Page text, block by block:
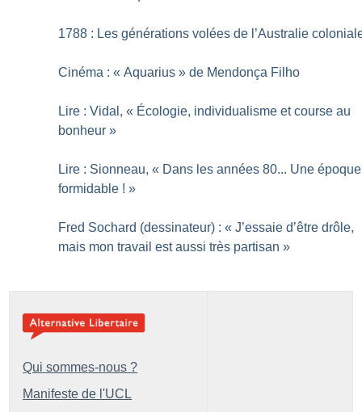
1788 : Les générations volées de l’Australie
Cinéma : « Aquarius » de Mendonça Filho
Lire : Vidal, « Écologie, individualisme et course au
bonheur »
Lire : Sionneau, « Dans les années 80... Une époque
formidable ! »
Fred Sochard (dessinateur) : « J’essaie d’être drôle,
mais mon travail est aussi très partisan »
Qui sommes-nous ?
Manifeste de l'UCL